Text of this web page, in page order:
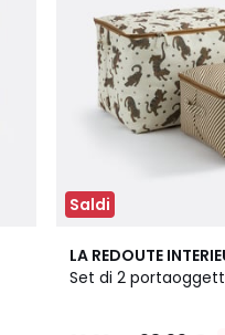
Saldi
LA REDOUTE
Set di 2
4,8
/ 5